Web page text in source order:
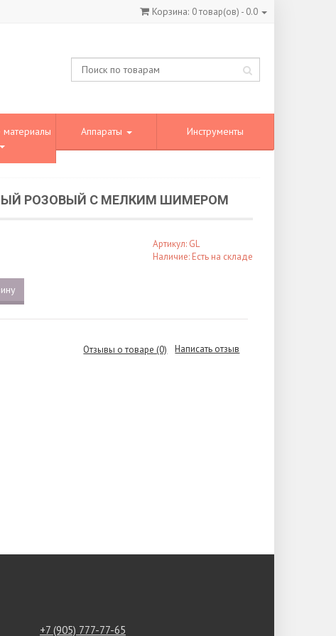
Корзина: 0товар(ов) - 0.0
Аппараты Инструменты
РОЗОВЫЙ С МЕЛКИМ ШИМЕРОМ
Артикул: GL
Наличие: Есть на складе
Отзывы о товаре (0) Написать отзыв
+7 (905) 777-77-65